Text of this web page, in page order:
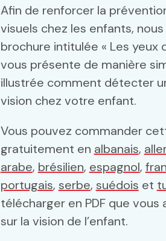
Afin de renforcer la
visuels chez les enfants,
brochure intitulée « Les yeux
vous présente de manière
illustrée comment détecter
vision chez votre enfant.
Vous pouvez commander
gratuitement en albanais,
arabe, brésilien, espagnol,
portugais, serbe, suédois et
télécharger en PDF que vous
sur la vision de l’enfant.